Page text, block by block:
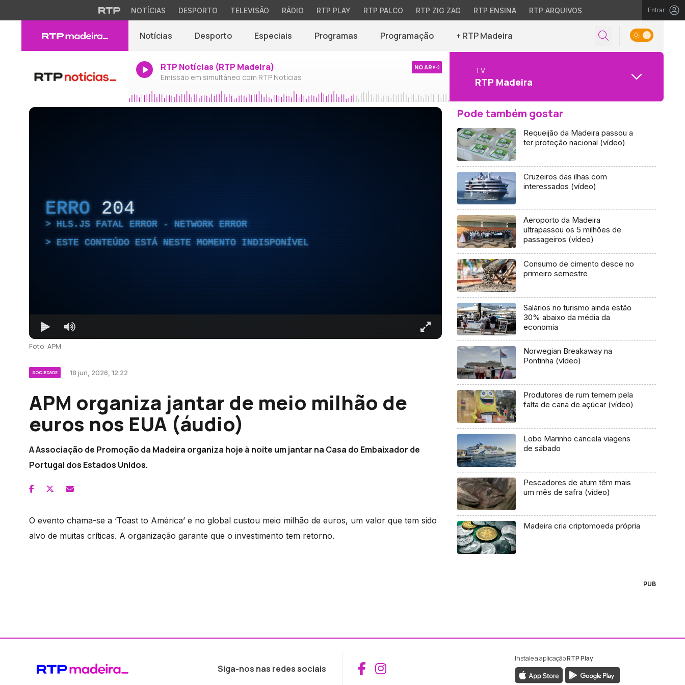
NOTÍCIAS DESPORTO TELEVISÃO RÁDIO RTP PLAY RTP PALCO RTP ZIG ZAG RTP ENSINA RTP ARQUIVOS Entrar
Notícias Desporto Especiais Programas Programação + RTP Madeira
RTP Notícias (RTP Madeira)
Emissão em simultâneo com RTP Notícias
NO AR TV
RTP Madeira
ERRO 204
HLS.JS FATAL ERROR - NETWORK ERROR
ESTE CONTEÚDO ESTÁ NESTE MOMENTO INDISPONÍVEL
Foto: APM
SOCIEDADE 18 jun, 2026, 12:22
APM organiza jantar de meio milhão de
euros nos EUA (áudio)
A Associação de Promoção da Madeira organiza hoje à noite um jantar na Casa do Embaixador de
Portugal dos Estados Unidos.
O evento chama-se a ‘Toast to América’ e no global custou meio milhão de euros, um valor que tem sido
alvo de muitas críticas. A organização garante que o investimento tem retorno.
Pode também gostar
Requeijão da Madeira passou a
ter proteção nacional (vídeo)
Cruzeiros das ilhas com
interessados (vídeo)
Aeroporto da Madeira
ultrapassou os 5 milhões de
passageiros (vídeo)
Consumo de cimento desce no
primeiro semestre
Salários no turismo ainda estão
30% abaixo da média da
economia
Norwegian Breakaway na
Pontinha (vídeo)
Produtores de rum temem pela
falta de cana de açúcar (vídeo)
Lobo Marinho cancela viagens
de sábado
Pescadores de atum têm mais
um mês de safra (vídeo)
Madeira cria criptomoeda própria
PUB
Siga-nos nas redes sociais Aceder ao Facebook da RTP Madeira
Aceder ao Instagram da RTP Madeira
Instale a aplicaçãoRTP Play